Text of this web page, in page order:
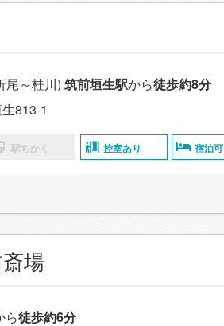
尾～桂川) 筑前垣生駅から徒歩約8分
813-1
駅ちかく 控室あり 宿泊可
場
ら徒歩約6分